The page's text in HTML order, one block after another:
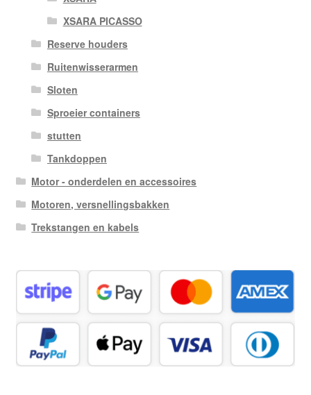
XSARA PICASSO
Reserve houders
Ruitenwisserarmen
Sloten
Sproeier containers
stutten
Tankdoppen
Motor - onderdelen en accessoires
Motoren, versnellingsbakken
Trekstangen en kabels